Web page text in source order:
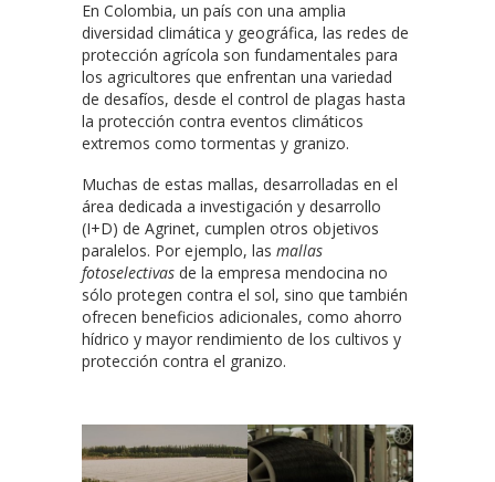
En Colombia, un país con una amplia
diversidad climática y geográfica, las redes de
protección agrícola son fundamentales para
los agricultores que enfrentan una variedad
de desafíos, desde el control de plagas hasta
la protección contra eventos climáticos
extremos como tormentas y granizo.
Muchas de estas mallas, desarrolladas en el
área dedicada a investigación y desarrollo
(I+D) de Agrinet, cumplen otros objetivos
paralelos. Por ejemplo, las mallas
fotoselectivas de la empresa mendocina no
sólo protegen contra el sol, sino que también
ofrecen beneficios adicionales, como ahorro
hídrico y mayor rendimiento de los cultivos y
protección contra el granizo.